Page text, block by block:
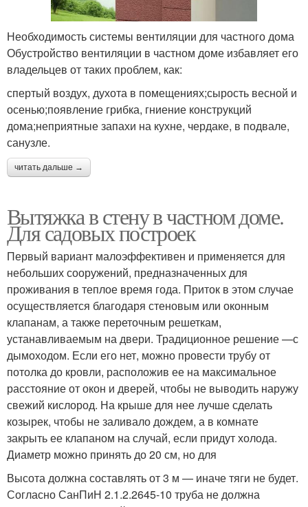
Необходимость системы вентиляции для частного дома
Обустройство вентиляции в частном доме избавляет его
владельцев от таких проблем, как:
спертый воздух, духота в помещениях;сырость весной и
осенью;появление грибка, гниение конструкций
дома;неприятные запахи на кухне, чердаке, в подвале,
санузле.
читать дальше →
Вытяжка в стену в частном доме.
Для садовых построек
Первый вариант малоэффективен и применяется для
небольших сооружений, предназначенных для
проживания в теплое время года. Приток в этом случае
осуществляется благодаря стеновым или оконным
клапанам, а также переточным решеткам,
устанавливаемым на двери. Традиционное решение —с
дымоходом. Если его нет, можно провести трубу от
потолка до кровли, расположив ее на максимальное
расстояние от окон и дверей, чтобы не выводить наружу
свежий кислород. На крыше для нее лучше сделать
козырек, чтобы не заливало дождем, а в комнате
закрыть ее клапаном на случай, если придут холода.
Диаметр можно принять до 20 см, но для
Высота должна составлять от 3 м — иначе тяги не будет.
Согласно СанПиН 2.1.2.2645-10 труба не должна